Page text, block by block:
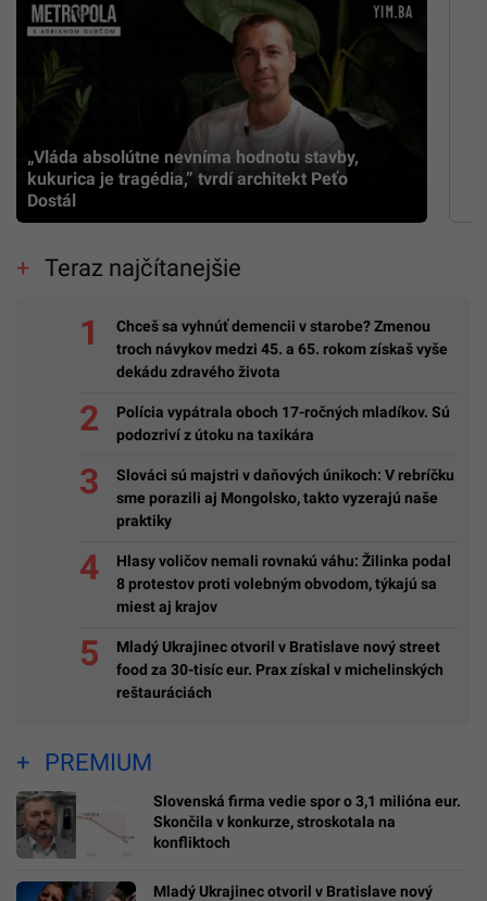
„Vláda absolútne nevníma hodnotu stavby,
kukurica je tragédia,” tvrdí architekt Peťo
Dostál
Teraz najčítanejšie
Chceš sa vyhnúť demencii v starobe? Zmenou
troch návykov medzi 45. a 65. rokom získaš vyše
dekádu zdravého života
Polícia vypátrala oboch 17-ročných mladíkov. Sú
podozriví z útoku na taxikára
Slováci sú majstri v daňových únikoch: V rebríčku
sme porazili aj Mongolsko, takto vyzerajú naše
praktiky
Hlasy voličov nemali rovnakú váhu: Žilinka podal
8 protestov proti volebným obvodom, týkajú sa
miest aj krajov
Mladý Ukrajinec otvoril v Bratislave nový street
food za 30-tisíc eur. Prax získal v michelinských
reštauráciách
PREMIUM
Slovenská firma vedie spor o 3,1 milióna eur.
Skončila v konkurze, stroskotala na
konfliktoch
Mladý Ukrajinec otvoril v Bratislave nový